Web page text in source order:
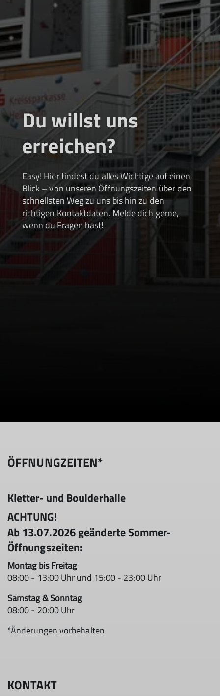
Du willst uns
erreichen?
Easy! Hier findest du alles Wichtige auf einen
Blick – von unseren Öffnungszeiten über den
schnellsten Weg zu uns bis hin zu den
richtigen Kontaktdaten. Melde dich gerne,
wenn du Fragen hast!
ÖFFNUNGZEITEN*
Kletter- und Boulderhalle
ACHTUNG!
Ab 13.07.2026 geänderte Sommer-
Öffnungszeiten:
Montag bis Freitag
08:00 - 13:00 Uhr und 15:00 - 23:00 Uhr
Samstag & Sonntag
08:00 - 20:00 Uhr
*Änderungen vorbehalten
KONTAKT